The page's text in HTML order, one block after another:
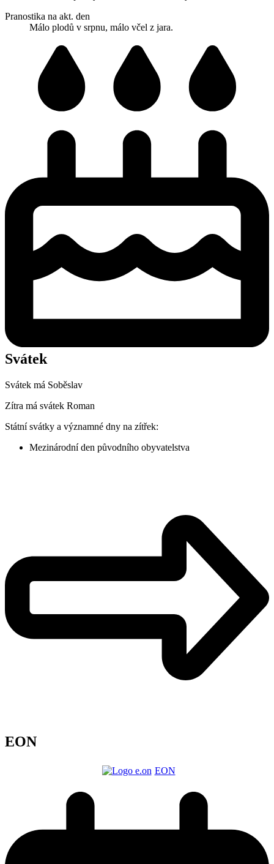
Pranostika na akt. den
Málo plodů v srpnu, málo včel z jara.
Svátek
Svátek má Soběslav
Zítra má svátek Roman
Státní svátky a významné dny na zítřek:
Mezinárodní den původního obyvatelstva
EON
EON